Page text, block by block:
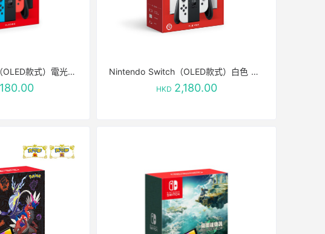
Nintendo Switch（OLED款式）電光藍 / 電光紅 Neon Blue / Neon Red Nintendo Switch（OLED款式）白色 White
HKD 2,180.00